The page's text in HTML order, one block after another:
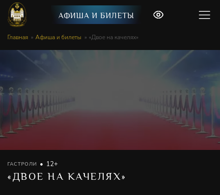
АФИША И БИЛЕТЫ
Главная Афиша и билеты «Двое на качелях»
ГАСТРОЛИ 12+
«ДВОЕ НА КАЧЕЛЯХ»